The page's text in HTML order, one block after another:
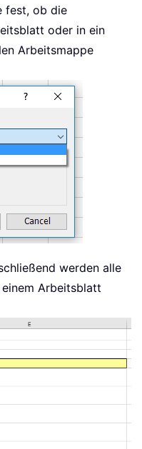
fest, ob die
oder in ein
Arbeitsmappe
werden alle
Arbeitsblatt